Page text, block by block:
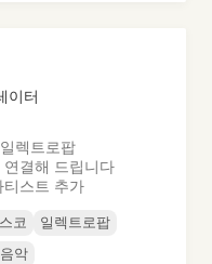
이터
일렉트로팝
결해 드립니다
티스트 추가
코
일렉트로팝
악